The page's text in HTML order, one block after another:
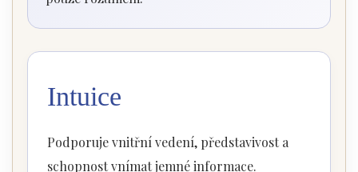
Intuice
Podporuje vnitřní vedení, představivost a
schopnost vnímat jemné informace.